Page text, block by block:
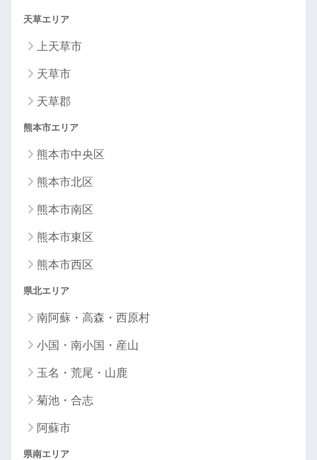
天草エリア
上天草市
天草市
天草郡
熊本市エリア
熊本市中央区
熊本市北区
熊本市南区
熊本市東区
熊本市西区
県北エリア
南阿蘇・高森・西原村
小国・南小国・産山
玉名・荒尾・山鹿
菊池・合志
阿蘇市
県南エリア